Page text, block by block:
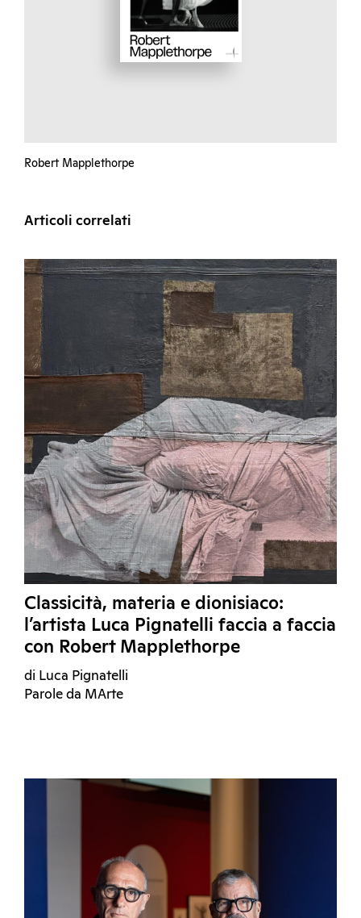
Robert Mapplethorpe
Articoli correlati
Classicità, materia e dionisiaco:
l’artista Luca Pignatelli faccia a faccia
con Robert Mapplethorpe
di Luca Pignatelli
Parole da MArte